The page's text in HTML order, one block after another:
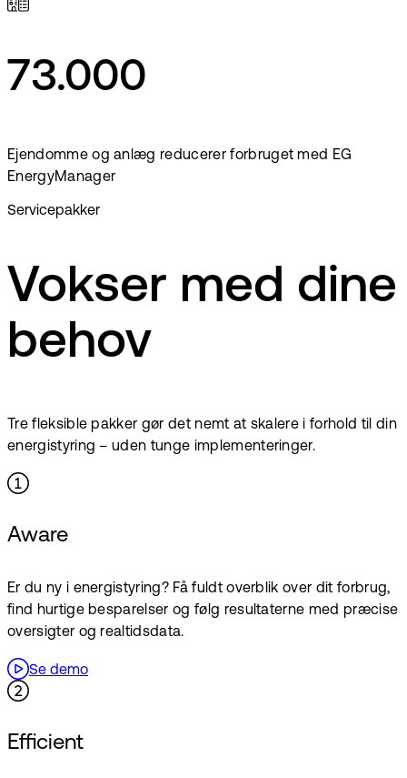
73.000
Ejendomme og anlæg reducerer forbruget med EG
EnergyManager
Servicepakker
Vokser med dine
behov
Tre fleksible pakker gør det nemt at skalere i forhold til din
energistyring – uden tunge implementeringer.
Aware
Er du ny i energistyring? Få fuldt overblik over dit forbrug,
find hurtige besparelser og følg resultaterne med præcise
oversigter og realtidsdata.
Se demo
Efficient